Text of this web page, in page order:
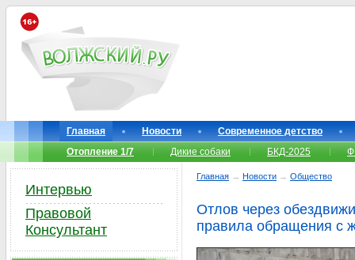
Главная Новости
Современное детство
Отопление 1/7
Дикие собаки БКД-2025
Главная → Новости → Общество
Отлов через
правила обращения с
Интервью
Правовой
Консультант